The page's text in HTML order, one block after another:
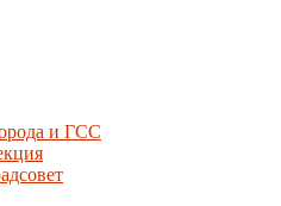
и ГСС